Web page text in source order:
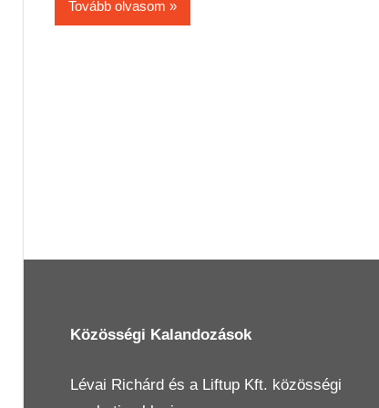
Tovább olvasom
Közösségi Kalandozások
Lévai Richárdés a Liftup Kft. közösségi